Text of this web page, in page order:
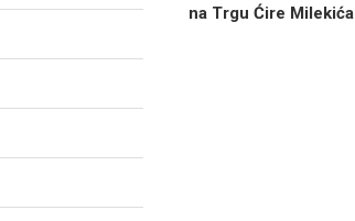
na Trgu Ćire Milekića